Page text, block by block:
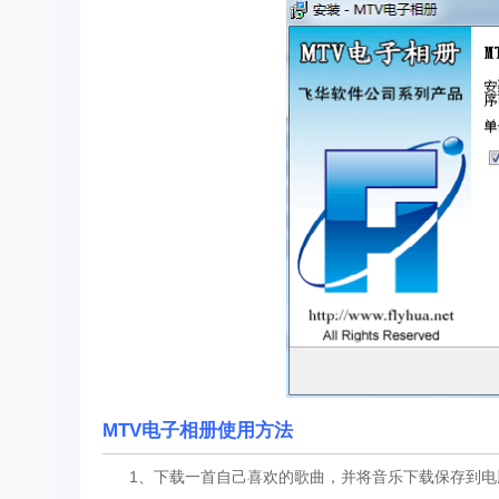
MTV电子相册使用方法
1、下载一首自己喜欢的歌曲，并将音乐下载保存到电